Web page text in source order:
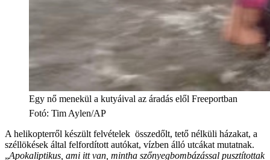
Egy nő menekül a kutyáival az áradás elől Freeportban
Fotó: Tim Aylen/AP
A helikopterről készült felvételek összedőlt, tető nélküli házakat, a
széllökések által felfordított autókat, vízben álló utcákat mutatnak.
„Apokaliptikus, ami itt van, mintha szőnyegbombázással pusztítottak